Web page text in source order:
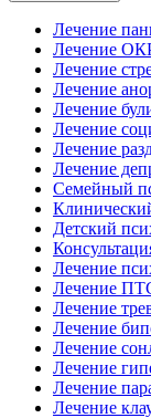
Лечение
Лечение
Лечение
Лечение
Лечение
Лечение
Лечение
Лечение
Семейный
Детский
Лечение
Лечение
Лечение
Лечение
Лечение
Лечение
Лечение
Лечение